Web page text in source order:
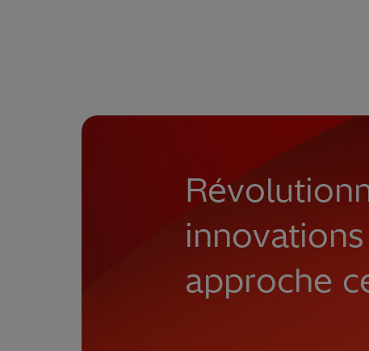
approche